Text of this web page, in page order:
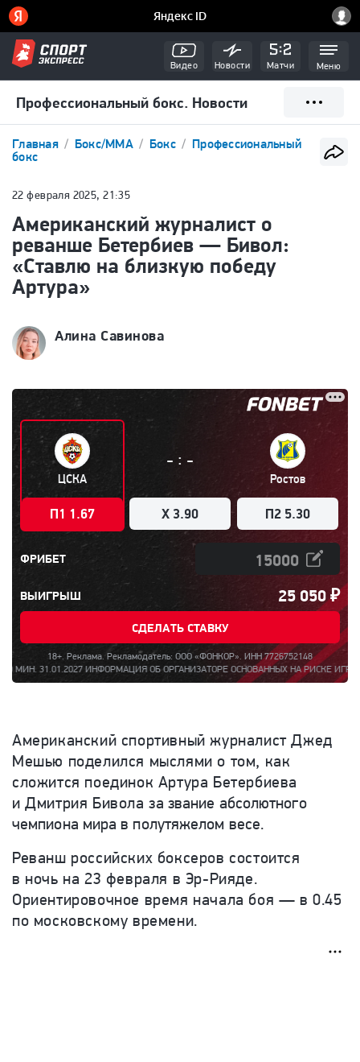
Видео Новости Матчи Меню
Профессиональный бокс. Новости
Главная Бокс/ММА Бокс
Профессиональный
бокс
22 февраля 2025, 21:35
Американский журналист о
реванше Бетербиев — Бивол:
«Ставлю на близкую победу
Артура»
Алина Савинова
ЦСКА
П1 1.67
- : -
X 3.90
Ростов
П2 5.30
ФРИБЕТ
ВЫИГРЫШ 25 050₽
СДЕЛАТЬ СТАВКУ
18+. Реклама. Рекламодатель: ООО «ФОНКОР». ИНН 7726752148
ИНФОРМАЦИЯ ОБ ОРГАНИЗАТОРЕ ОСНОВАННЫХ НА РИСКЕ ИГР,
Американский спортивный журналист Джед
Мешью поделился мыслями о том, как
сложится поединок Артура Бетербиева
и Дмитрия Бивола за звание абсолютного
чемпиона мира в полутяжелом весе.
Реванш российских боксеров состоится
в ночь на 23 февраля в Эр-Рияде.
Ориентировочное время начала боя — в 0.45
по московскому времени.